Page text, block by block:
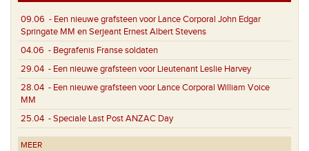
09.06 - Een nieuwe grafsteen voor Lance Corporal John Edgar
Springate MM en Serjeant Ernest Albert Stevens
04.06 - Begrafenis Franse soldaten
29.04 - Een nieuwe grafsteen voor Lieutenant Leslie Harvey
28.04 - Een nieuwe grafsteen voor Lance Corporal William Voice
MM
25.04 - Speciale Last Post ANZAC Day
MEER